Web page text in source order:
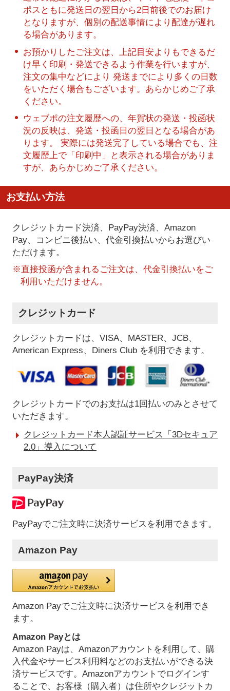
ポスともに発送日の翌日から2日前後でのお届け
となりますが、個別の配送事情により配達が遅れ
る場合があります。
お預かりしたご注文は、上記目安よりもできるだ
け早く印刷・発送できるよう作業を行いますが、
注文の集中などにより 発送までにより多くの日数
をいただく場合もございます。あらかじめご了承
ください。
ウェブポの注文履歴への、年賀状の発送・投函状
況の反映は、発送・投函日の翌日となる場合があ
ります。 実際には発送完了している場合でも、注
文履歴上で「印刷中」と表示される場合がありま
すが、あらかじめご了承ください。
お支払い方法
クレジットカード決済、PayPay決済、Amazon
Pay、コンビニ後払い、代金引換払いからお選びい
ただけます。
※直接投函が含まれるご注文は、代金引換払いをご
利用いただけません。
クレジットカード
クレジットカードは、VISA、MASTER、JCB、
American Express、Diners Club を利用できます。
クレジットカードでのお支払は1回払いのみとさせて
いただきます。
クレジットカード本人認証サービス「3Dセキュア
2.0」導入について
PayPay決済
PayPayでご注文時に決済サービスを利用できます。
Amazon Pay
Amazon Payでご注文時に決済サービスを利用でき
ます。
Amazon Payとは
Amazon Payは、Amazonアカウントを利用して、購
入代金やサービス利用料などのお支払いができる決
済サービスです。Amazonアカウントでログインす
ることで、お客様（購入者）は住所やクレジットカ